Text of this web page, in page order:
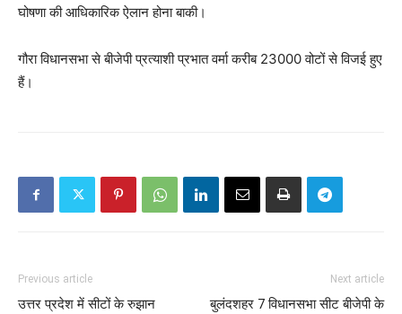
घोषणा की आधिकारिक ऐलान होना बाकी।
गौरा विधानसभा से बीजेपी प्रत्याशी प्रभात वर्मा करीब 23000 वोटों से विजई हुए
हैं।
Previous article
उत्तर प्रदेश में सीटों के रुझान
Next article
बुलंदशहर 7 विधानसभा सीट बीजेपी के